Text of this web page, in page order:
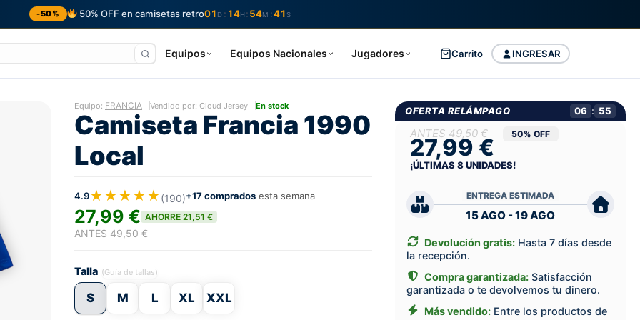
-50% 50% OFF en camisetas retro01 D : 14H : 54M :40S
Equipos Equipos Nacionales Jugadores INGRESAR
Carrito
Equipo: FRANCIA Vendido por: Cloud Jersey En stock
Camiseta Francia 1990
Local
4.9★★★★★(190)+17 comprados esta semana
27,99 € AHORRE 21,51 €
ANTES 49,50 €
Talla (Guía de tallas)
S M L XL XXL
OFERTA RELÁMPAGO 06 : 54
49,50 €
27,99 € 50% OFF
¡ÚLTIMAS8UNIDADES!
ENTREGA ESTIMADA
15 AGO - 19 AGO
Devolución gratis: Hasta 7 días desde
la recepción.
Compra garantizada: Satisfacción
garantizada o te devolvemos tu dinero.
Más vendido: Entre los productos de